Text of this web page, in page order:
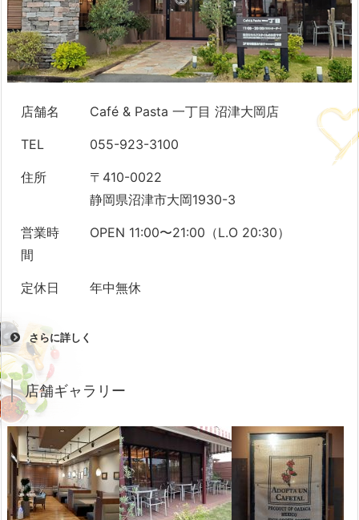
店舗名 Café & Pasta 一丁目 沼津大岡店
TEL 055-923-3100
住所
〒410-0022
静岡県沼津市大岡1930-3
営業時
間
OPEN 11:00〜21:00（L.O 20:30）
定休日 年中無休
さらに詳しく
座席数
アクセ
ス・最寄
駅
駐車場 無料駐車場 23台
ランチタ
11:00〜15:00
店舗ギャラリー